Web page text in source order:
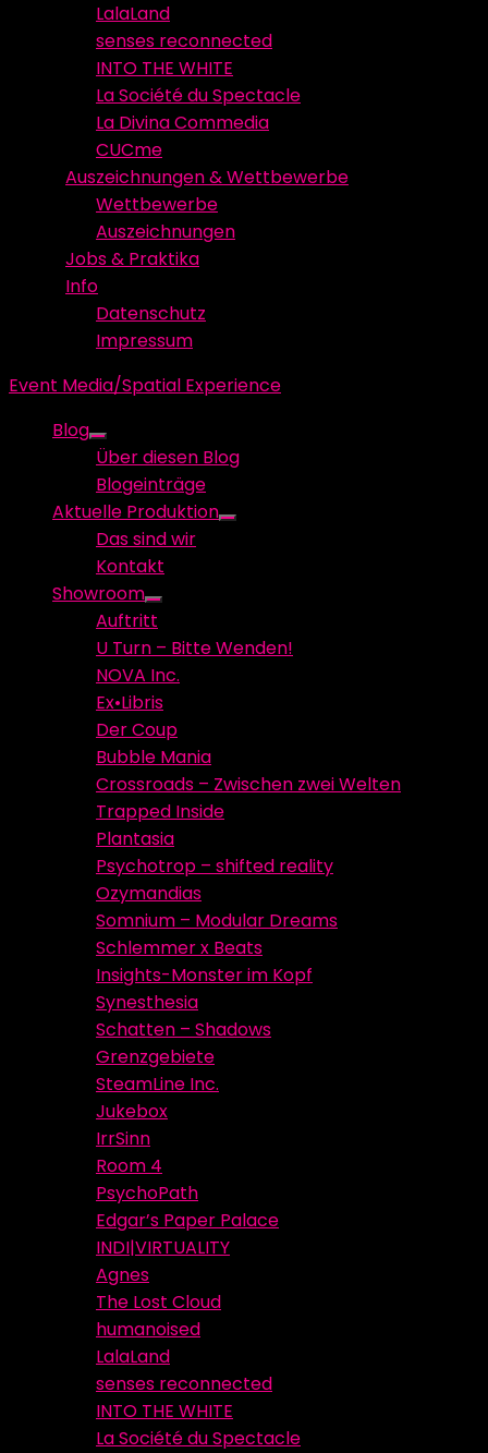
LalaLand
senses reconnected
INTO THE WHITE
La Société du Spectacle
La Divina Commedia
CUCme
Auszeichnungen & Wettbewerbe
Wettbewerbe
Auszeichnungen
Jobs & Praktika
Info
Datenschutz
Impressum
Event Media/Spatial Experience
Blog
Show
sub
menu
Über diesen Blog
Blogeinträge
Aktuelle Produktion
Show
Das sind wir
Kontakt
Showroom
Show
sub
menu
Auftritt
U Turn – Bitte Wenden!
NOVA Inc.
Ex•Libris
Der Coup
Bubble Mania
Crossroads – Zwischen zwei Welten
Trapped Inside
Plantasia
Psychotrop – shifted reality
Ozymandias
Somnium – Modular Dreams
Schlemmer x Beats
Insights-Monster im Kopf
Synesthesia
Schatten – Shadows
Grenzgebiete
SteamLine Inc.
Jukebox
IrrSinn
Room 4
PsychoPath
Edgar’s Paper Palace
INDI|VIRTUALITY
Agnes
The Lost Cloud
humanoised
LalaLand
senses reconnected
INTO THE WHITE
La Société du Spectacle